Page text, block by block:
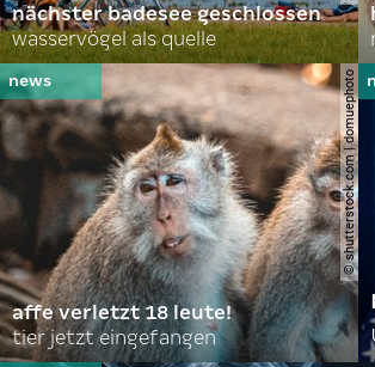
nächster badesee geschlossen
wasservögel als quelle
© shutterstock.com | domuephoto
affe verletzt 18 leute!
tier jetzt eingefangen